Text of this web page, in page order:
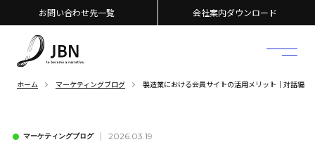
お問い合わせ先一覧 会社案内ダウンロード
ホーム マーケティングブログ 製造業における会員サイトの活用メリット｜対話編
マーケティングブログ 2026.03.19